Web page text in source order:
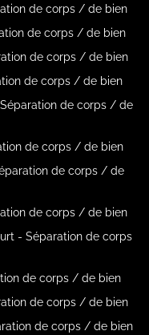
de corps / de bien
de corps / de bien
de corps / de bien
de corps / de bien
de corps / de
de corps / de bien
de corps / de
de corps / de bien
- Séparation de corps
de corps / de bien
de corps / de bien
de corps / de bien